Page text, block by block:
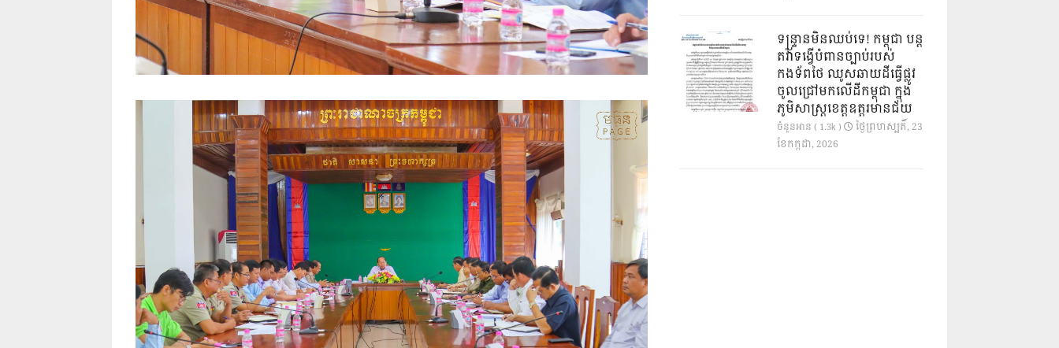
ទន្ទ្រានមិនឈប់ទេ! កម្ពុជា បន្ត
តវ៉ាទង្វើបំពានច្បាប់របស់
កងទ័ពថៃ ឈូសឆាយដីធ្វើផ្លូវ
ចូលជ្រៅមកលើដីកម្ពុជា ក្នុង
ភូមិសាស្ត្រខេត្តឧត្តរមានជ័យ
ចំនួនអាន ( 1.3k )
ថ្ងៃ​ព្រហស្បតិ៍, 23
ខែ​កក្កដា, 2026